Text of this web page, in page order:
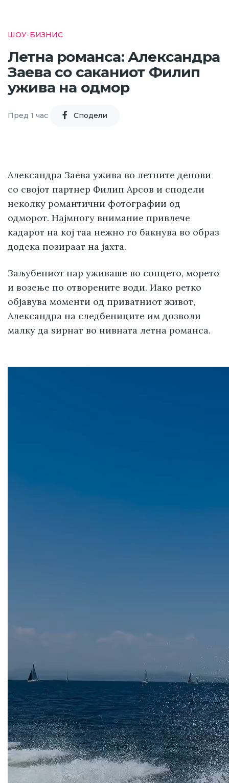
ШОУ-БИЗНИС
Летна романса: Александра
Заева со саканиот Филип
ужива на одмор
Пред 1 час Cподели
Александра Заева ужива во летните денови
со својот партнер Филип Арсов и сподели
неколку романтични фотографии од
одморот. Најмногу внимание привлече
кадарот на кој таа нежно го бакнува во образ
додека позираат на јахта.
Заљубениот пар уживаше во сонцето, морето
и возење по отворените води. Иако ретко
објавува моменти од приватниот живот,
Александра на следбениците им дозволи
малку да ѕирнат во нивната летна романса.